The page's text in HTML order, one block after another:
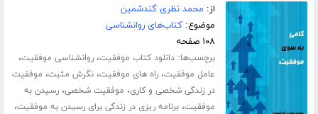
از: محمد نظری گندشمین
موضوع:کتاب‌های روانشناسی
۱۰۸ صفحه
برچسب‌ها:دانلود کتاب موفقیت،روانشناسی موفقیت،
عامل موفقیت،راه های موفقیت،نگرش مثبت، موفقیت
در زندگی شخصی و کاری، موفقیت شخصی،رسیدن به
موفقیت،برنامه ریزی در زندگی برای رسیدن به موفقیت،